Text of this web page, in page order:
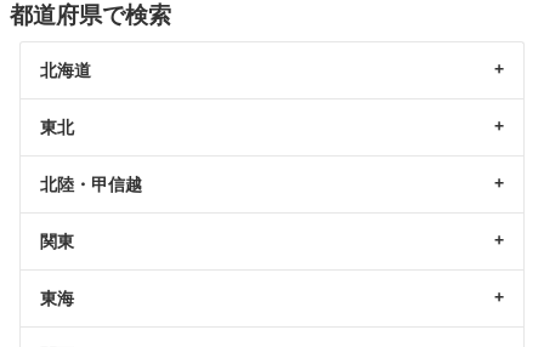
都道府県で検索
北海道
東北
北陸・甲信越
関東
東海